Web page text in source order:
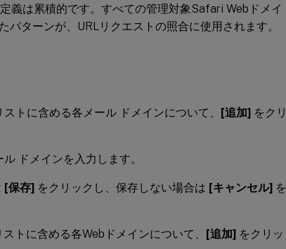
義は累積的です。すべての管理対象Safari Webドメイ
パターンが、URLリクエストの照合に使用されます。
ストに含める各メール ドメインについて、 [追加] をクリ
ル ドメインを入力します。
[保存] をクリックし、保存しない場合は [キャンセル] を
ストに含める各Webドメインについて、 [追加] をクリッ